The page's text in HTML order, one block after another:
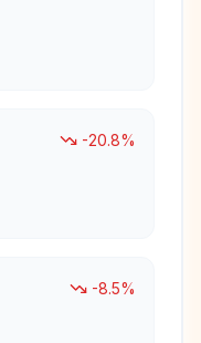
-20.8%
-8.5%